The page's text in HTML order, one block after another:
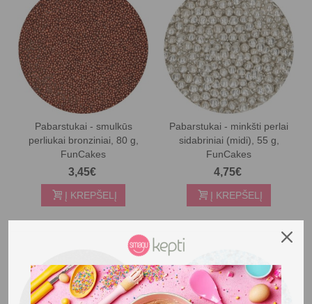
Pabarstukai - smulkūs
perliukai bronziniai, 80 g,
FunCakes
3,45€
Į KREPŠELĮ
Pabarstukai - minkšti perlai
sidabriniai (midi), 55 g,
FunCakes
4,75€
Į KREPŠELĮ